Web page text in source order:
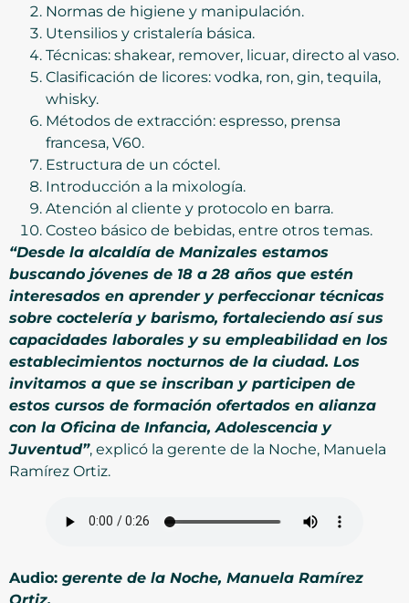
Normas de higiene y manipulación.
Utensilios y cristalería básica.
Técnicas: shakear, remover, licuar, directo al vaso.
Clasificación de licores: vodka, ron, gin, tequila,
whisky.
Métodos de extracción: espresso, prensa
francesa, V60.
Estructura de un cóctel.
Introducción a la mixología.
Atención al cliente y protocolo en barra.
Costeo básico de bebidas, entre otros temas.
“Desde la alcaldía de Manizales estamos
buscando jóvenes de 18 a 28 años que estén
interesados en aprender y perfeccionar técnicas
sobre coctelería y barismo, fortaleciendo así sus
capacidades laborales y su empleabilidad en los
establecimientos nocturnos de la ciudad. Los
invitamos a que se inscriban y participen de
estos cursos de formación ofertados en alianza
con la Oficina de Infancia, Adolescencia y
Juventud”, explicó la gerente de la Noche, Manuela
Ramírez Ortiz.
Audio: gerente de la Noche, Manuela Ramírez
Ortiz.